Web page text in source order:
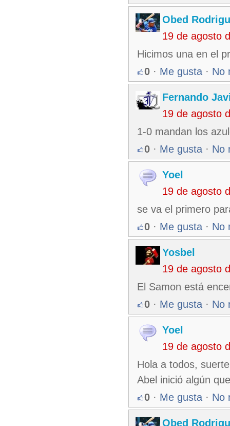
Obed
19 de agosto
Hicimos una en el
0 · Me gusta · No
Fernando
19 de agosto
1-0 mandan los
0 · Me gusta · No
Yoel
19 de agosto
se va el primero
0 · Me gusta · No
Yosbel
19 de agosto
El Samon está
0 · Me gusta · No
Yoel
19 de agosto
Hola a todos,
Abel inició algún
0 · Me gusta · No
Obed